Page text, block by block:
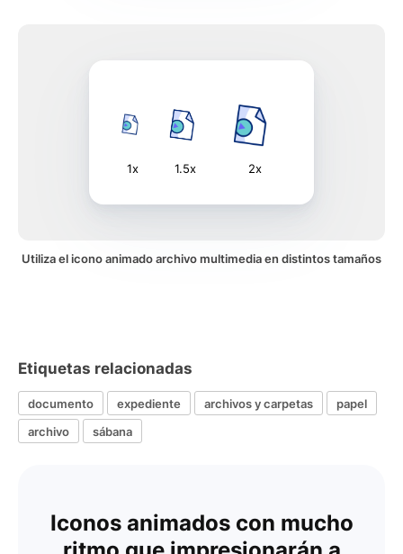
1x 1.5x 2x
Utiliza el icono animado archivo multimedia en distintos tamaños
Etiquetas relacionadas
documento expediente archivos y carpetas
papel
archivo
sábana
Iconos animados con mucho